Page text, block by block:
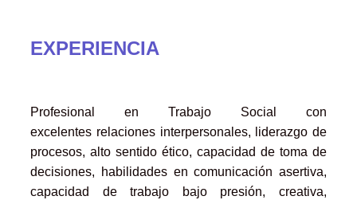
EXPERIENCIA
Profesional en Trabajo Social con
excelentes relaciones interpersonales, liderazgo de
procesos, alto sentido ético, capacidad de toma de
decisiones, habilidades en comunicación asertiva,
capacidad de trabajo bajo presión, creativa,